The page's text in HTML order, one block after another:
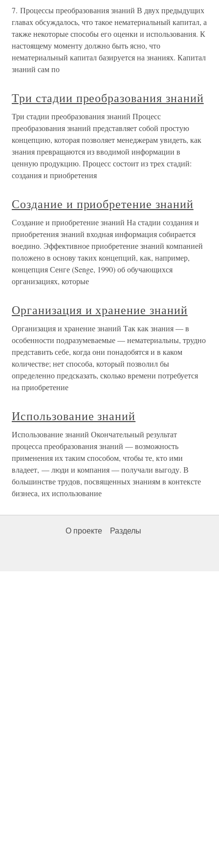
7. Процессы преобразования знаний В двух предыдущих
главах обсуждалось, что такое нематериальный капитал, а
также некоторые способы его оценки и использования. К
настоящему моменту должно быть ясно, что
нематериальный капитал базируется на знаниях. Капитал
знаний сам по
Три стадии преобразования знаний
Три стадии преобразования знаний Процесс
преобразования знаний представляет собой простую
концепцию, которая позволяет менеджерам увидеть, как
знания превращаются из вводимой информации в
ценную продукцию. Процесс состоит из трех стадий:
создания и приобретения
Создание и приобретение знаний
Создание и приобретение знаний На стадии создания и
приобретения знаний входная информация собирается
воедино. Эффективное приобретение знаний компанией
положено в основу таких концепций, как, например,
концепция Сенге (Senge, 1990) об обучающихся
организациях, которые
Организация и хранение знаний
Организация и хранение знаний Так как знания — в
особенности подразумеваемые — нематериальны, трудно
представить себе, когда они понадобятся и в каком
количестве; нет способа, который позволил бы
определенно предсказать, сколько времени потребуется
на приобретение
Использование знаний
Использование знаний Окончательный результат
процесса преобразования знаний — возможность
применения их таким способом, чтобы те, кто ими
владеет, — люди и компания — получали выгоду. В
большинстве трудов, посвященных знаниям в контексте
бизнеса, их использование
О проекте Разделы